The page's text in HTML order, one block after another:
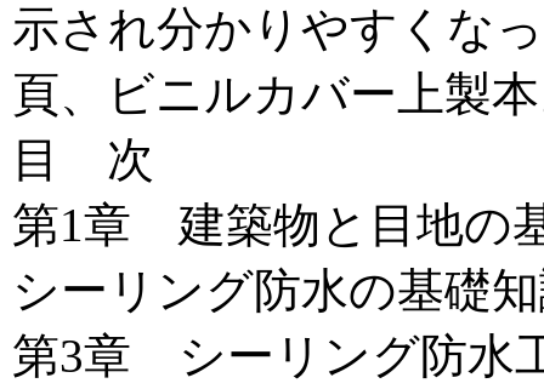
示され分かりやすくな
頁、ビニルカバー上製
目 次
第1章 建築物と
シーリング防水の基礎
第3章 シーリング防